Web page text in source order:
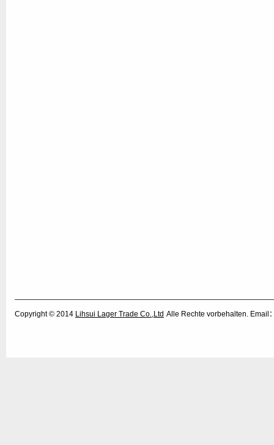
Copyright © 2014 Lihsui Lager Trade Co.,Ltd Alle Rechte vorbehalten. Email